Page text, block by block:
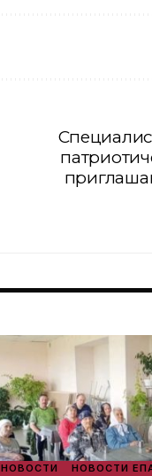
НОВОСТИ
НОВОСТИ